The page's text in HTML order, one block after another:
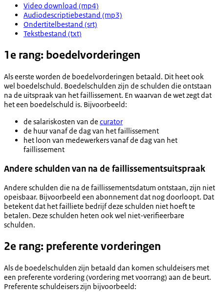
Video download (mp4)
Audiodescriptiebestand (mp3)
Ondertitelbestand (srt)
Tekstbestand (txt)
1e rang: boedelvorderingen
Als eerste worden de boedelvorderingen betaald. Dit heet ook
wel boedelschuld. Boedelschulden zijn de schulden die ontstaan
na de uitspraak van het faillissement. En waarvan de wet zegt dat
het een boedelschuld is. Bijvoorbeeld:
de salariskosten van de curator
de huur vanaf de dag van het faillissement
het loon van medewerkers vanaf de dag van het
faillissement
Andere schulden van na de faillissementsuitspraak
Andere schulden die na de faillissementsdatum ontstaan, zijn niet
opeisbaar. Bijvoorbeeld een abonnement dat nog doorloopt. Dat
betekent dat het failliete bedrijf deze schulden niet hoeft te
betalen. Deze schulden heten ook wel niet-verifieerbare
schulden.
2e rang: preferente vorderingen
Als de boedelschulden zijn betaald dan komen schuldeisers met
een preferente vordering (vordering met voorrang) aan de beurt.
Preferente schuldeisers zijn bijvoorbeeld: